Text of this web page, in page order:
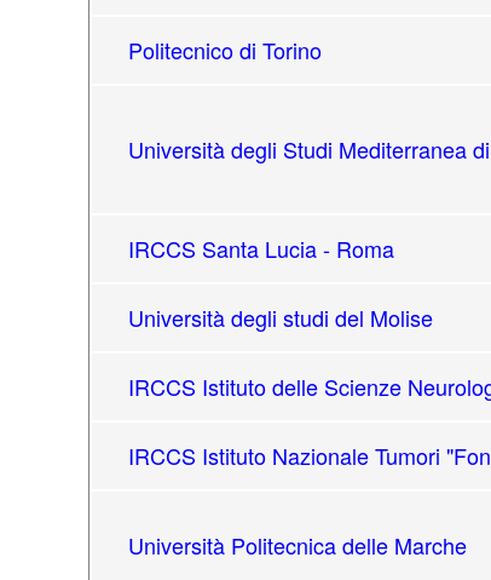
Politecnico di Torino
Università degli Studi Mediterranea
IRCCS Santa Lucia - Roma
Università degli studi del Molise
IRCCS Istituto delle Scienze
IRCCS Istituto Nazionale Tumori
Università Politecnica delle Marche